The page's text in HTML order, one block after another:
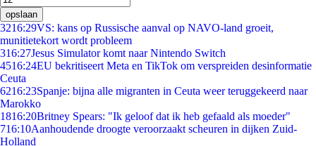
opslaan
3216:29VS: kans op Russische aanval op NAVO-land groeit,
munitietekort wordt probleem
316:27Jesus Simulator komt naar Nintendo Switch
4516:24EU bekritiseert Meta en TikTok om verspreiden desinformatie
Ceuta
6216:23Spanje: bijna alle migranten in Ceuta weer teruggekeerd naar
Marokko
1816:20Britney Spears: "Ik geloof dat ik heb gefaald als moeder"
716:10Aanhoudende droogte veroorzaakt scheuren in dijken Zuid-
Holland